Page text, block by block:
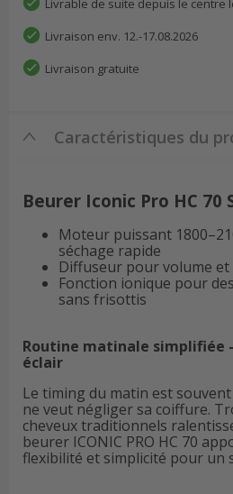
Livrable de suite depuis le centre
Livraison env. 12.-17.08.2026
Livraison gratuite
Caractéristiques du
Beurer Iconic Pro HC 70
Moteur puissant
séchage rapide
Diffuseur pour volume
Fonction ionique pour
sans frisottis
Routine matinale simplifiée
éclair
Le timing du matin est
ne veut négliger sa coiffure.
cheveux traditionnels
beurer ICONIC PRO HC 70
flexibilité et simplicité pour un